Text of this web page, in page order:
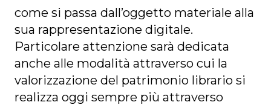
come si passa dall’oggetto materiale alla
sua rappresentazione digitale.
Particolare attenzione sarà dedicata
anche alle modalità attraverso cui la
valorizzazione del patrimonio librario si
realizza oggi sempre più attraverso